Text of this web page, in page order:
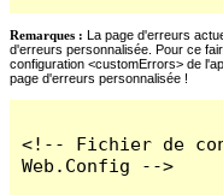
Remarques : La page d'erreurs
d'erreurs personnalisée. Pour ce
configuration <customErrors> de
page d'erreurs personnalisée !
<!-- Fichier de
Web.Config -->